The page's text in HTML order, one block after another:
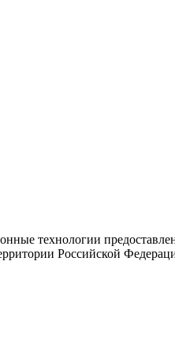
технологии
Российской